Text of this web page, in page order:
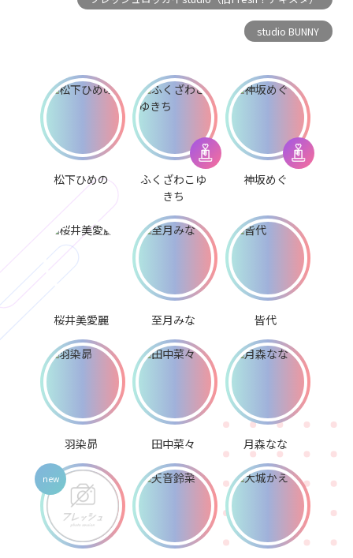
studio BUNNY
松下ひめの
ふくざわこゆ
きち
神坂めぐ
桜井美愛麗 至月みな 皆代
羽染昴 田中菜々 月森なな